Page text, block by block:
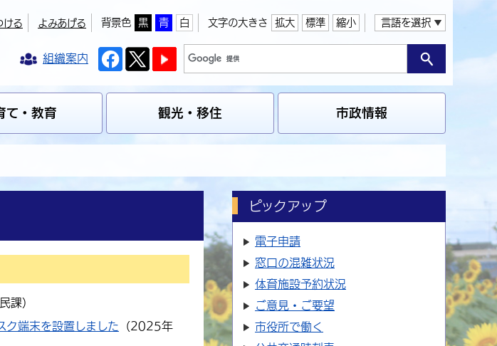
ける よみあげる 背景色 黒 青 白 文字の大きさ 拡大 標準 縮小 言語を選択
組織案内
て・教育 観光・移住 市政情報
課）
ク端末を設置しました （2025年
ピックアップ
電子申請
窓口の混雑状況
体育施設予約状況
ご意見・ご要望
市役所で働く